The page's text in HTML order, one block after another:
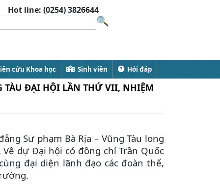
Hot line: (0254) 3826644
cứu Khoa học Sinh viên Hỏi đáp
TÀU ĐẠI HỘI LẦN THỨ VII, NHIỆM
Sư phạm Bà Rịa – Vũng Tàu long
dự Đại hội có đồng chí Trần Quốc
đại diện lãnh đạo các đoàn thể,